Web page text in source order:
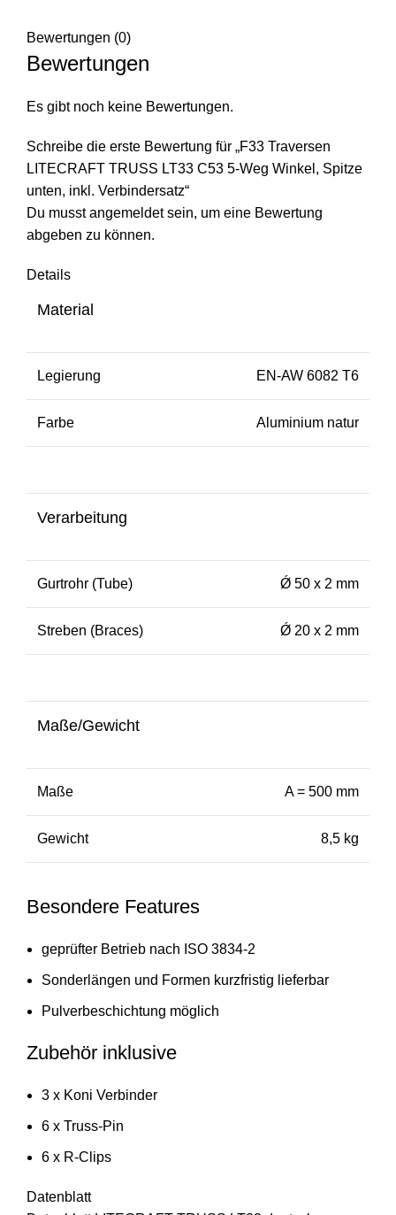
Bewertungen (0)
Bewertungen
Es gibt noch keine Bewertungen.
Schreibe die erste Bewertung für „F33 Traversen
LITECRAFT TRUSS LT33 C53 5-Weg Winkel, Spitze
unten, inkl. Verbindersatz“
Du musstangemeldetsein, um eine Bewertung
abgeben zu können.
Details
Material
Legierung EN-AW 6082 T6
Farbe Aluminium natur
Verarbeitung
Gurtrohr (Tube) Ǿ 50 x 2 mm
Streben (Braces) Ǿ 20 x 2 mm
Maße/Gewicht
Maße A = 500 mm
Gewicht 8,5 kg
Besondere Features
geprüfter Betrieb nach ISO 3834-2
Sonderlängen und Formen kurzfristig lieferbar
Pulverbeschichtung möglich
Zubehör inklusive
3 x Koni Verbinder
6 x Truss-Pin
6 x R-Clips
Datenblatt